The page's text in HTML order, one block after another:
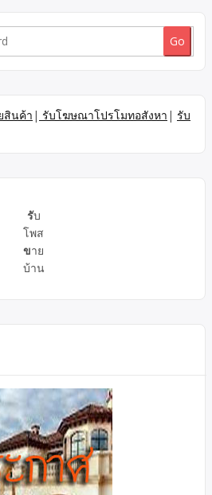
สินค้า | รับโฆษณาโปรโมทอสังหา | รับ
รับ
โพส
ขาย
บ้าน